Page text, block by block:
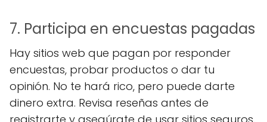
7. Participa en encuestas pagadas
Hay sitios web que pagan por responder
encuestas, probar productos o dar tu
opinión. No te hará rico, pero puede darte
dinero extra. Revisa reseñas antes de